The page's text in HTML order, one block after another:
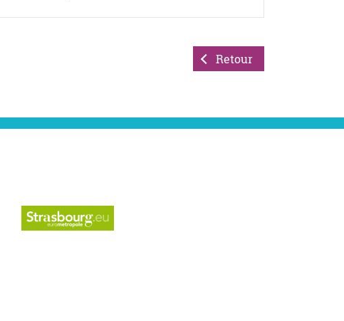
Retour